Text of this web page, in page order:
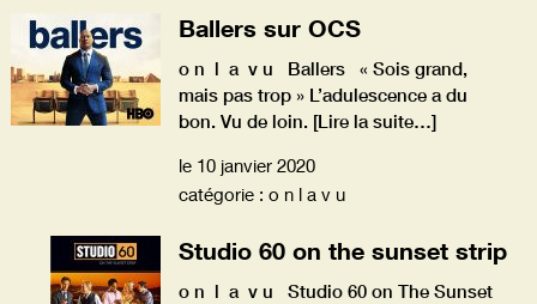
Ballers sur OCS
o n l a v u Ballers « Sois grand,
mais pas trop » L’adulescence a du
bon. Vu de loin. [Lire la suite…]
le 10 janvier 2020
catégorie : o n l a v u
Studio 60 on the sunset strip
o n l a v u Studio 60 on The Sunset